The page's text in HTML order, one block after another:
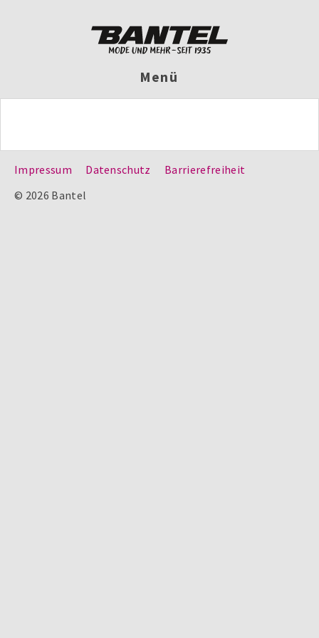
Menü
Impressum Datenschutz
Barrierefreiheit
© 2026 Bantel